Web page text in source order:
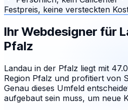
Festpreis, keine versteckten
Ihr Webdesigner für
Pfalz
Landau in der Pfalz liegt mit
Region Pfalz und profitiert von
Genau dieses Umfeld
aufgebaut sein muss, um neue